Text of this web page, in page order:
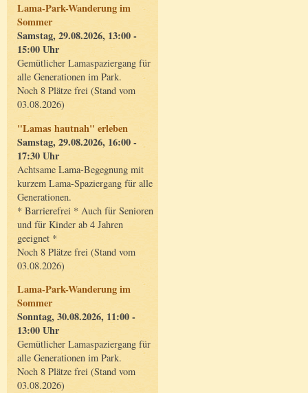
Lama-Park-Wanderung im
Sommer
Samstag, 29.08.2026, 13:00 -
15:00 Uhr
Gemütlicher Lamaspaziergang für
alle Generationen im Park.
Noch 8 Plätze frei (Stand vom
03.08.2026)
"Lamas hautnah" erleben
Samstag, 29.08.2026, 16:00 -
17:30 Uhr
Achtsame Lama-Begegnung mit
kurzem Lama-Spaziergang für alle
Generationen.
* Barrierefrei * Auch für Senioren
und für Kinder ab 4 Jahren
geeignet *
Noch 8 Plätze frei (Stand vom
03.08.2026)
Lama-Park-Wanderung im
Sommer
Sonntag, 30.08.2026, 11:00 -
13:00 Uhr
Gemütlicher Lamaspaziergang für
alle Generationen im Park.
Noch 8 Plätze frei (Stand vom
03.08.2026)